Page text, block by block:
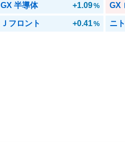
GX 半導体 +1.09% GX
Ｊフロント +0.41% ニ